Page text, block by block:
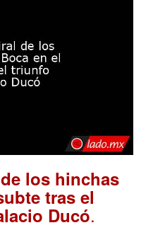
los hinchas
tras el
Ducó.